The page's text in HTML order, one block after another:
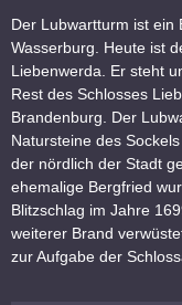
Der Lubwartturm ist ein
Wasserburg. Heute ist
Liebenwerda. Er steht
Rest des Schlosses
Brandenburg. Der
Natursteine des
der nördlich der Stadt
ehemalige Bergfried
Blitzschlag im Jahre
weiterer Brand
zur Aufgabe der